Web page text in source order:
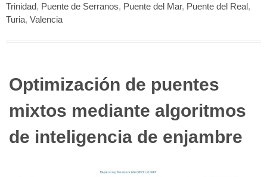
Trinidad, Puente de Serranos, Puente del Mar, Puente del Real,
Turia, Valencia
Optimización de puentes
mixtos mediante algoritmos
de inteligencia de enjambre